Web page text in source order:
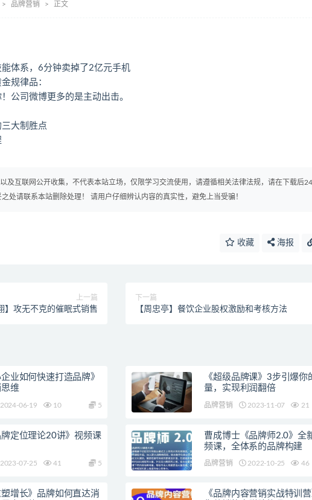
品牌营销 正文
体系，6分钟卖掉了2亿元手机
规律品：
公司微博更多的是主动出击。
大制胜点
及互联网公开收集，不代表本站立场，仅限学习交流使用，请遵循相关法律法规，请在下载后
处请联系本站删除处理！ 请用户仔细辨认内容的真实性，避免上当受骗！
收藏 海报
上一篇
】攻无不克的催眠式销售
下一篇
【周忠亭】餐饮企业股权激励和考核方法
业如何快速打造品牌》
维
2024-06-19 10 5
《超级品牌课》3步引爆你
量，实现利润翻倍
品牌营销 2023-11-07 21
定位理论20讲》视频课
2023-07-25 41 5
曹成博士《品牌师2.0》全
频课，全体系的品牌构建
品牌营销 2022-10-25 46
增长》品牌如何直达消
《品牌内容营销实战特训